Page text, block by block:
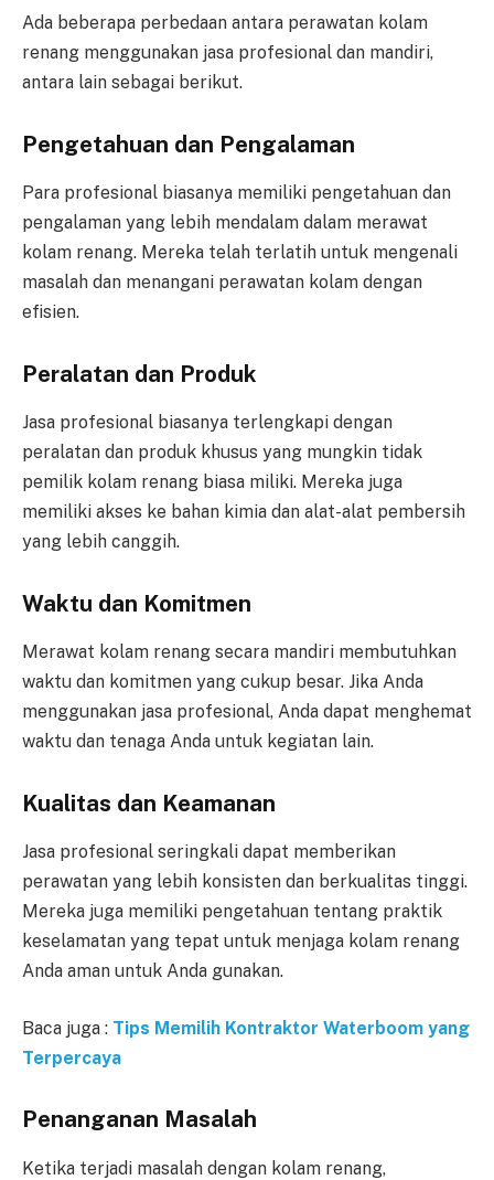
Ada beberapa perbedaan antara perawatan kolam
renang menggunakan jasa profesional dan mandiri,
antara lain sebagai berikut.
Pengetahuan dan Pengalaman
Para profesional biasanya memiliki pengetahuan dan
pengalaman yang lebih mendalam dalam merawat
kolam renang. Mereka telah terlatih untuk mengenali
masalah dan menangani perawatan kolam dengan
efisien.
Peralatan dan Produk
Jasa profesional biasanya terlengkapi dengan
peralatan dan produk khusus yang mungkin tidak
pemilik kolam renang biasa miliki. Mereka juga
memiliki akses ke bahan kimia dan alat-alat pembersih
yang lebih canggih.
Waktu dan Komitmen
Merawat kolam renang secara mandiri membutuhkan
waktu dan komitmen yang cukup besar. Jika Anda
menggunakan jasa profesional, Anda dapat menghemat
waktu dan tenaga Anda untuk kegiatan lain.
Kualitas dan Keamanan
Jasa profesional seringkali dapat memberikan
perawatan yang lebih konsisten dan berkualitas tinggi.
Mereka juga memiliki pengetahuan tentang praktik
keselamatan yang tepat untuk menjaga kolam renang
Anda aman untuk Anda gunakan.
Baca juga : Tips Memilih Kontraktor Waterboom yang
Terpercaya
Penanganan Masalah
Ketika terjadi masalah dengan kolam renang,